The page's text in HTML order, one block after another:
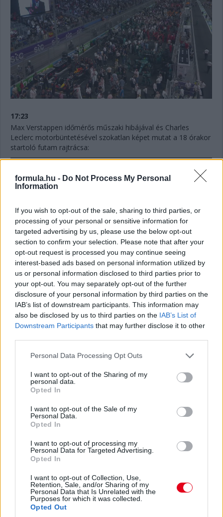
formula.hu - Do Not Process My Personal
Information
If you wish to opt-out of the sale, sharing to third parties, or
processing of your personal or sensitive information for
targeted advertising by us, please use the below opt-out
section to confirm your selection. Please note that after your
opt-out request is processed you may continue seeing
interest-based ads based on personal information utilized by
us or personal information disclosed to third parties prior to
your opt-out. You may separately opt-out of the further
disclosure of your personal information by third parties on the
IAB’s list of downstream participants. This information may
also be disclosed by us to third parties on the IAB’s List of
Downstream Participants that may further disclose it to other
Please note that this website/app uses one or more Google
not limited to your visit or usage behaviour. You may click to
grant or deny consent to Google and its third-party tags to
use your data for below specified purposes in below Google
consent section.
Personal Data Processing Opt Outs
I want to opt-out of the Sharing of my
personal data.
Opted In
I want to opt-out of the Sale of my
Personal Data.
Opted In
I want to opt-out of processing my
Personal Data for Targeted Advertising.
Opted In
I want to opt-out of Collection, Use,
Retention, Sale, and/or Sharing of my
Personal Data that Is Unrelated with the
Purposes for which it was collected.
Opted Out
17:23
Max Verstappen időmérős műszaki hibájával és Charles
Leclerc motorbüntetésével szokatlan képet mutat a 18 órakor
startoló futam rajtrácsa:
megelőzően újra sebességváltót cserélt a Red Bull csapata –
ezzel reagálva az időmérő Q2-es szakaszában történt
féltengelytörésre. Második alkalommal szereltek váltót az 1-es
autóba a versenyhétvége során: szombat reggel került sor az